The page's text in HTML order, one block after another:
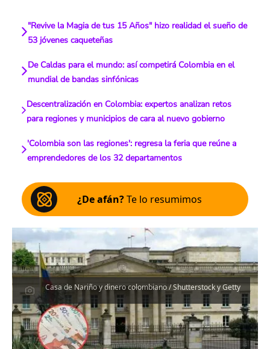
"Revive la Magia de tus 15 Años" hizo realidad el sueño de
53 jóvenes caqueteñas
De Caldas para el mundo: así competirá Colombia en el
mundial de bandas sinfónicas
Descentralización en Colombia: expertos analizan retos
para regiones y municipios de cara al nuevo gobierno
'Colombia son las regiones': regresa la feria que reúne a
emprendedores de los 32 departamentos
¿De afán?Te lo resumimos
Casa de Nariño y dinero colombiano / Shutterstock y Getty